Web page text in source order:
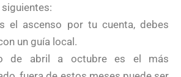
el ascenso por tu cuenta, debes
un guía local.
de abril a octubre es el más